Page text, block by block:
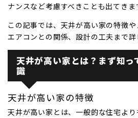
ナンスなど考慮すべきことも出てきま
この記事では、天井が高い家の特徴や
エアコンとの関係、設計の工夫まで詳
天井が高い家とは？まず知っ
識
天井が高い家の特徴
天井が高い家とは、一般的な住宅よ